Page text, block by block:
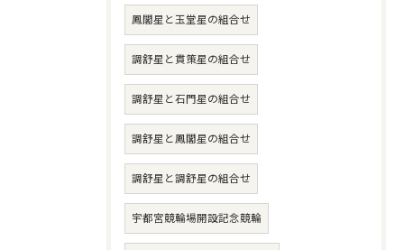
鳳閣星と玉堂星の組合せ
調舒星と貫策星の組合せ
調舒星と石門星の組合せ
調舒星と鳳閣星の組合せ
調舒星と調舒星の組合せ
宇都宮競輪場開設記念競輪